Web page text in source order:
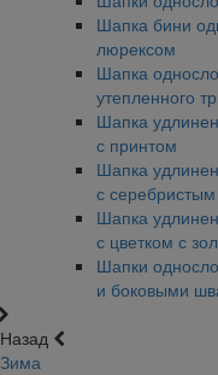
Шапка бини
люрексом
Шапка
утепленного
Шапка
с принтом
Шапка
с
Шапка
с цветком с
Шапки
и боковыми
Назад
Зима